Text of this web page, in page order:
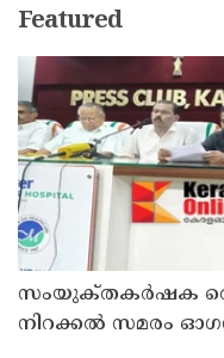
Featured
സംയുക്‌തകർഷക
നിറക്കൽ സമരം